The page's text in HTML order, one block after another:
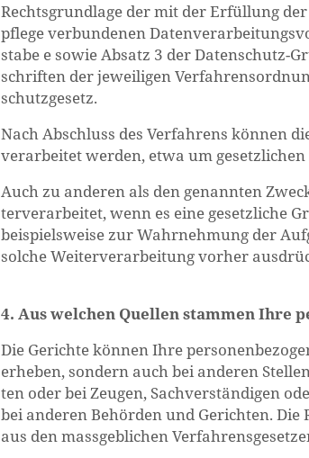
Rechts­grund­la­ge der mit der Er­fül­lung
pfle­ge ver­bun­de­nen
sta­be e sowie Ab­satz 3 der Da­ten­schutz-
schrif­ten der je­wei­li­gen
schutz­ge­setz.
Nach Ab­schluss des Ver­fah­rens kön­nen
ver­ar­bei­tet wer­den, etwa um
Auch zu an­de­ren als den ge­nann­ten
ter­ver­ar­bei­tet, wenn es eine ge­setz­li­che
bei­spiels­wei­se zur Wahr­neh­mung der
sol­che Wei­ter­ver­ar­bei­tung vor­her
4. Aus wel­chen Quel­len stam­men Ihre
Die Ge­rich­te kön­nen Ihre
er­he­ben, son­dern auch bei an­de­ren
ten oder bei Zeu­gen, Sach­ver­stän­di­gen
bei an­de­ren Be­hör­den und Ge­rich­ten.
aus den mass­geb­li­chen